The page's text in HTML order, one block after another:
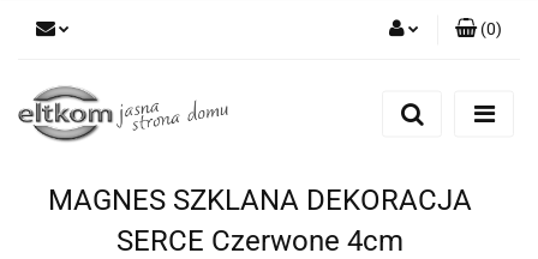
Zarejestruj się
(0)
MAGNES SZKLANA DEKORACJA
SERCE Czerwone 4cm